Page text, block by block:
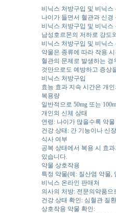
비닉스 처방구입 및 비닉스
나이가 들면서 혈관과 신
비닉스 처방구입 및 비닉스
남성호르몬의 저하로 강도
비닉스 처방구입 및 비닉스
약물은 종류에 따라 작용
혈관의 문제로 발생하는
것만으로도 예방하고 증상
비닉스 처방구입
효능 효과 지속 시간은 개
복용량
일반적으로 50mg 또는
개인의 신체 상태
연령: 나이가 많을수록 약
건강 상태: 간 기능이나 신
식사 여부
공복 상태에서 복용 시 효
있습니다.
약물 상호작용
특정 약물(예: 질산염 약물,
비닉스 온라인 판매처
의사의 처방: 전문의약품
건강 상태 확인: 심혈관 질
상호작용 약물 확인: